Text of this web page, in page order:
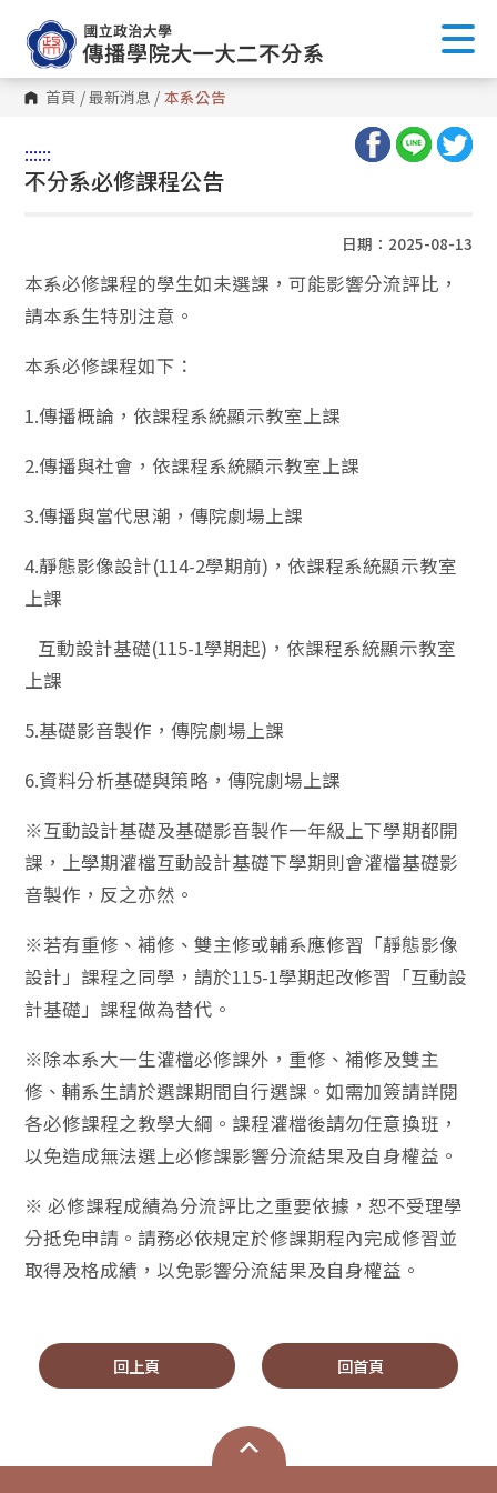
首頁 /最新消息 / 本系公告
::::::
不分系必修課程公告
日期：2025-08-13
本系必修課程的學生如未選課，可能影響分流評比，
請本系生特別注意。
本系必修課程如下：
1.傳播概論，依課程系統顯示教室上課
2.傳播與社會，依課程系統顯示教室上課
3.傳播與當代思潮，傳院劇場上課
4.靜態影像設計(114-2學期前)，依課程系統顯示教室
上課
互動設計基礎(115-1學期起)，依課程系統顯示教室
上課
5.基礎影音製作，傳院劇場上課
6.資料分析基礎與策略，傳院劇場上課
※互動設計基礎及基礎影音製作一年級上下學期都開
課，上學期灌檔互動設計基礎下學期則會灌檔基礎影
音製作，反之亦然。
※若有重修、補修、雙主修或輔系應修習「靜態影像
設計」課程之同學，請於115-1學期起改修習「互動設
計基礎」課程做為替代。
※除本系大一生灌檔必修課外，重修、補修及雙主
修、輔系生請於選課期間自行選課。如需加簽請詳閱
各必修課程之教學大綱。課程灌檔後請勿任意換班，
以免造成無法選上必修課影響分流結果及自身權益。
※ 必修課程成績為分流評比之重要依據，恕不受理學
分抵免申請。請務必依規定於修課期程內完成修習並
取得及格成績，以免影響分流結果及自身權益。
回上頁 回首頁